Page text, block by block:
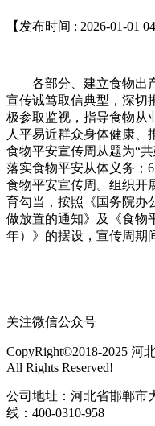
【发布时间 : 2026-01-01
各部分、建立食物出产
宣传诚笃取信典型，深切
极参取监视，指导食物从
人平易近群众身体健康、
食物平安宣传周从题为“
落实食物平安从体义务；
食物平安宣传周。组织开
育勾当，按照《国务院办
做放置的通知》及《食物
年）》的摆设，宣传周期
关注微信公众号
CopyRight©2018-2025 河
All Rights Reserved!
公司地址：河北省邯郸市
线：400-0310-958